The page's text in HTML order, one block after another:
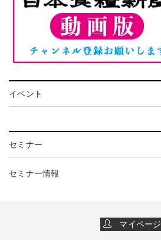
イベント
セミナー
セミナー情報
マイページ